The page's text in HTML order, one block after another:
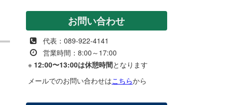
お問い合わせ
代表：089-922-4141
営業時間：8:00～17:00
※ 12:00〜13:00は休憩時間となります
メールでのお問い合わせはこちらから